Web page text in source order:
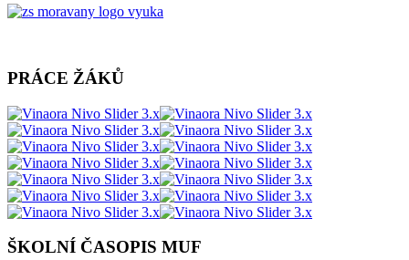
PRÁCE ŽÁKŮ
ŠKOLNÍ ČASOPIS MUF